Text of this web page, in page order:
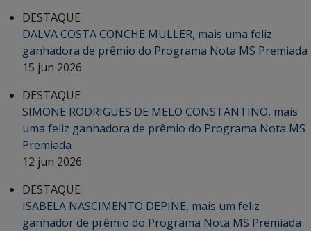
DESTAQUE
DALVA COSTA CONCHE MULLER, mais uma feliz
ganhadora de prêmio do Programa Nota MS Premiada
15 jun 2026
DESTAQUE
SIMONE RODRIGUES DE MELO CONSTANTINO, mais
uma feliz ganhadora de prêmio do Programa Nota MS
Premiada
12 jun 2026
DESTAQUE
ISABELA NASCIMENTO DEPINE, mais um feliz
ganhador de prêmio do Programa Nota MS Premiada